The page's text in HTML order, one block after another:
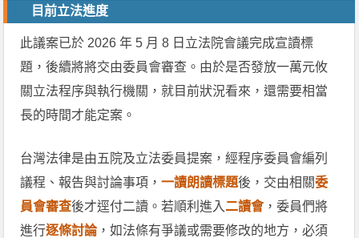
目前立法進度
此議案已於 2026 年 5 月 8 日立法院會議完成宣讀標
題，後續將將交由委員會審查。由於是否發放一萬元攸
關立法程序與執行機關，就目前狀況看來，還需要相當
長的時間才能定案。
台灣法律是由五院及立法委員提案，經程序委員會編列
議程、報告與討論事項，一讀朗讀標題後，交由相關委
員會審查後才逕付二讀。若順利進入 二讀會，委員們將
進行逐條討論，如法條有爭議或需要修改的地方，必須